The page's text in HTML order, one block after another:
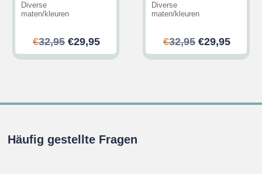
Diverse
maten/kleuren
€32,95 Ursprünglicher
Preis
€29,95Aktueller
Preis
Diverse
maten/kleuren
€32,95
Preis
€29,95
Preis
Häufig gestellte Fragen